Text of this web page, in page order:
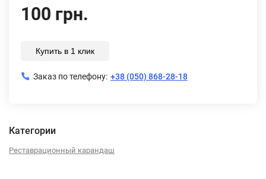
100 грн.
Купить в 1 клик
Заказ по телефону: +38 (050) 868-28-18
Категории
Реставрационный карандаш